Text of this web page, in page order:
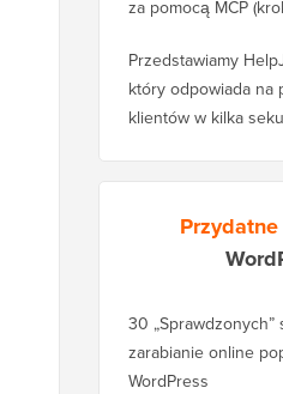
za pomocą MCP
Przedstawiamy
który odpowiada na
klientów w kilka
Przydatne
30
zarabianie online
WordPress